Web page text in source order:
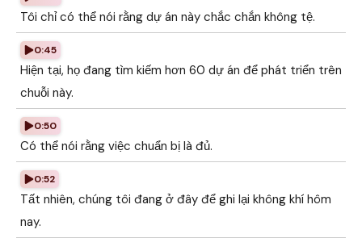
Tôi chỉ có thể nói rằng dự án này chắc chắn không tệ.
0:45
Hiện tại, họ đang tìm kiếm hơn 60 dự án để phát triển trên
chuỗi này.
0:50
Có thể nói rằng việc chuẩn bị là đủ.
0:52
Tất nhiên, chúng tôi đang ở đây để ghi lại không khí hôm
nay.